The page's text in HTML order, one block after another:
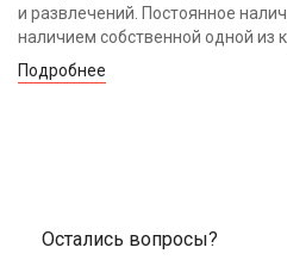
и развлечений. Постоянное
наличием собственной одной из
Подробнее
Остались вопросы?